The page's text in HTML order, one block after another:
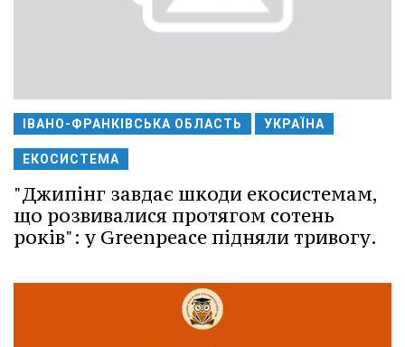
ІВАНО-ФРАНКІВСЬКА ОБЛАСТЬ УКРАЇНА
ЕКОСИСТЕМА
"Джипінг завдає шкоди екосистемам,
що розвивалися протягом сотень
років": у Greenpeace підняли тривогу.